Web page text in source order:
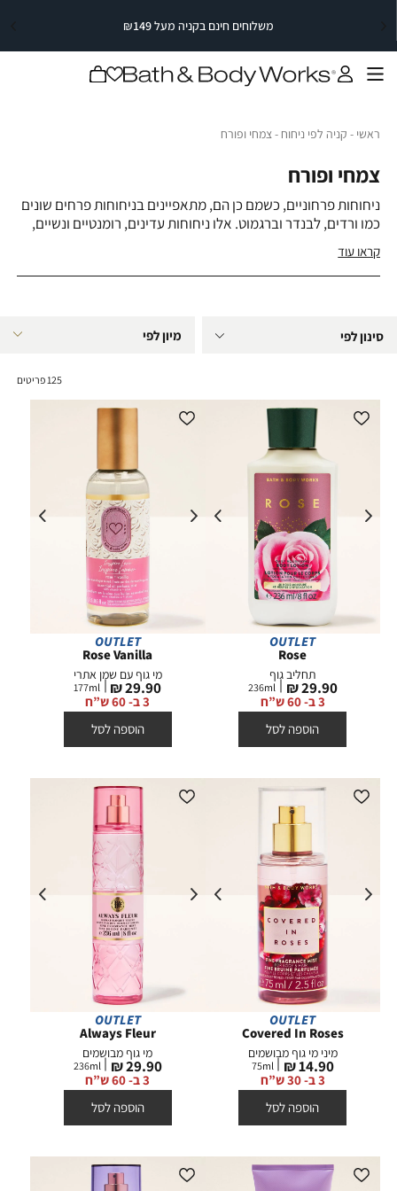
|
בקניה
משלוחים חינם בקניה מעל ₪149
משלוחים
בקניה
מעל
₪149
|
חינם
בקניה
מעל
תפריט
צמחי ופורח
ראשי ראשי
קניה לפי ניחוח קניה לפי ניחוח
צמחי ופורחצמחי ופורח
ניחוחות פרחוניים, כשמם כן הם, מתאפיינים בניחוחות פרחים שונים
כמו ורדים, לבנדר וברגמוט. אלו ניחוחות עדינים, רומנטיים ונשיים,
ניחוחות פרחוניים הם קלים ואווריריים, מושלמים להוספת מגע של
רומנטיקה ותחכום לכל אירוע.
קראו עוד
סינון לפי
125פריטים
OUTLET
Rose
תחליב גוף
מחיר
מוצר
29.90 ₪
236ml
3 ב- 60 ש”ח
הוספה לסל
OUTLET
Rose Vanilla
מי גוף עם שמן אתרי
מחיר
מוצר
29.90 ₪
177ml
3 ב- 60 ש”ח
הוספה לסל
OUTLET
Covered In Roses
מיני מי גוף מבושמים
מחיר
מוצר
14.90 ₪
75ml
3 ב- 30 ש”ח
הוספה לסל
OUTLET
Always Fleur
מי גוף מבושמים
מחיר
מוצר
29.90 ₪
236ml
3 ב- 60 ש”ח
הוספה לסל